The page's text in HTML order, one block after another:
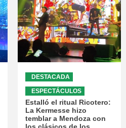
DESTACADA
ESPECTÁCULOS
Estalló el ritual Ricotero:
La Kermesse hizo
temblar a Mendoza con